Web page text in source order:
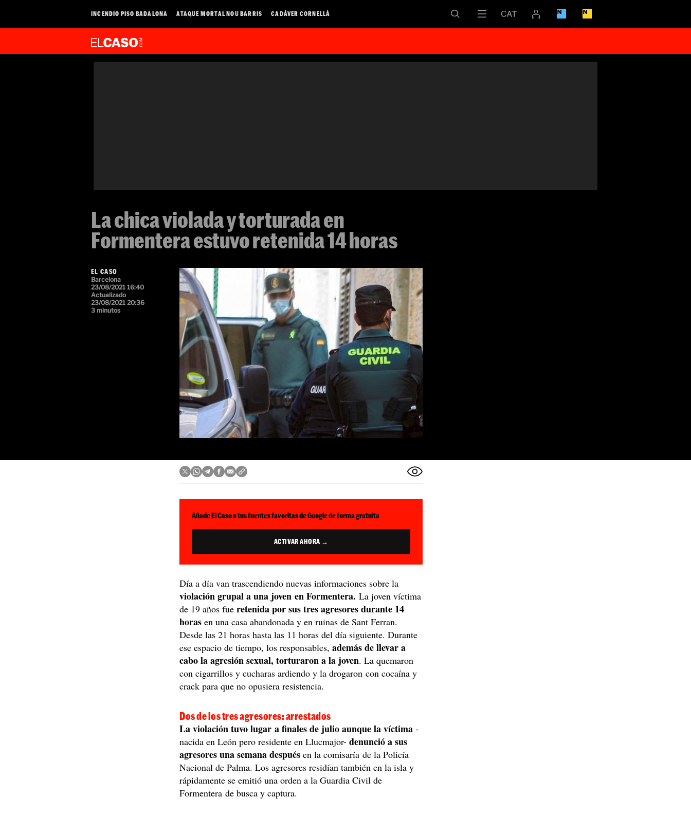
INCENDIO PISO BADALONA ATAQUE MORTAL NOU BARRIS CADÁVER CORNELLÀ
La chica violada y torturada en
Formentera estuvo retenida 14 horas
EL CASO
Barcelona
23/08/2021 16:40
Actualizado
23/08/2021 20:36
3 minutos
Añade El Caso a tus fuentes favoritas de Google de forma gratuita
ACTIVAR AHORA →
Día a día van trascendiendo nuevas informaciones sobre la
violación grupal a una joven en Formentera.La joven víctima
de 19 años fueretenida por sus tres agresores durante 14
horas en una casa abandonada y en ruinas de Sant Ferran.
Desde las 21 horas hasta las 11 horas del día siguiente. Durante
ese espacio de tiempo, los responsables,además de llevar a
cabo la agresión sexual, torturaron a la joven. La quemaron
con cigarrillos y cucharas ardiendo y la drogaron con cocaína y
crack para que no opusiera resistencia.
Dos de los tres agresores: arrestados
La violación tuvo lugar a finales de julio aunque la víctima-
nacida en León pero residente en Llucmajor- denunció a sus
agresores una semana después en la comisaría de la Policía
Nacional de Palma. Los agresores residían también en la isla y
rápidamente se emitió una orden a la Guardia Civil de
Formentera de busca y captura.